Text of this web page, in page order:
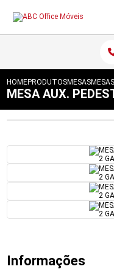
HOMEPRODUTOSMESAS
MESA AUX.
Informações